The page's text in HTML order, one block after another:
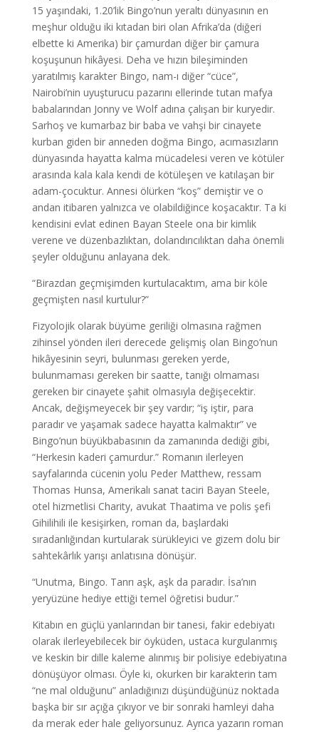
15 yaşındaki, 1.20’lik Bingo’nun yeraltı dünyasının en
meşhur olduğu iki kıtadan biri olan Afrika’da (diğeri
elbette ki Amerika) bir çamurdan diğer bir çamura
koşuşunun hikâyesi. Deha ve hızın bileşiminden
yaratılmış karakter Bingo, nam-ı diğer “cüce”,
Nairobi’nin uyuşturucu pazarını ellerinde tutan mafya
babalarından Jonny ve Wolf adına çalışan bir kuryedir.
Sarhoş ve kumarbaz bir baba ve vahşi bir cinayete
kurban giden bir anneden doğma Bingo, acımasızların
dünyasında hayatta kalma mücadelesi veren ve kötüler
arasında kala kala kendi de kötüleşen ve katılaşan bir
adam-çocuktur. Annesi ölürken “koş” demiştir ve o
andan itibaren yalnızca ve olabildiğince koşacaktır. Ta ki
kendisini evlat edinen Bayan Steele ona bir kimlik
verene ve düzenbazlıktan, dolandırıcılıktan daha önemli
şeyler olduğunu anlayana dek.
“Birazdan geçmişimden kurtulacaktım, ama bir köle
geçmişten nasıl kurtulur?”
Fizyolojik olarak büyüme geriliği olmasına rağmen
zihinsel yönden ileri derecede gelişmiş olan Bingo’nun
hikâyesinin seyri, bulunması gereken yerde,
bulunmaması gereken bir saatte, tanığı olmaması
gereken bir cinayete şahit olmasıyla değişecektir.
Ancak, değişmeyecek bir şey vardır; “iş iştir, para
paradır ve yaşamak sadece hayatta kalmaktır” ve
Bingo’nun büyükbabasının da zamanında dediği gibi,
“Herkesin kaderi çamurdur.” Romanın ilerleyen
sayfalarında cücenin yolu Peder Matthew, ressam
Thomas Hunsa, Amerikalı sanat taciri Bayan Steele,
otel hizmetlisi Charity, avukat Thaatima ve polis şefi
Gihilihili ile kesişirken, roman da, başlardaki
sıradanlığından kurtularak sürükleyici ve gizem dolu bir
sahtekârlık yarışı anlatısına dönüşür.
“Unutma, Bingo. Tanrı aşk, aşk da paradır. İsa’nın
yeryüzüne hediye ettiği temel öğretisi budur.”
Kitabın en güçlü yanlarından bir tanesi, fakir edebiyatı
olarak ilerleyebilecek bir öyküden, ustaca kurgulanmış
ve keskin bir dille kaleme alınmış bir polisiye edebiyatına
dönüşüyor olması. Öyle ki, okurken bir karakterin tam
“ne mal olduğunu” anladığınızı düşündüğünüz noktada
başka bir sır açığa çıkıyor ve bir sonraki hamleyi daha
da merak eder hale geliyorsunuz. Ayrıca yazarın roman